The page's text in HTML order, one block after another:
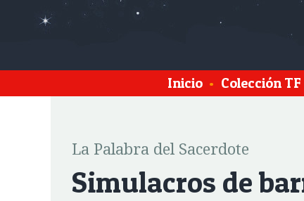
Inicio • Colección TF
La Palabra del Sacerdote
Simulacros de